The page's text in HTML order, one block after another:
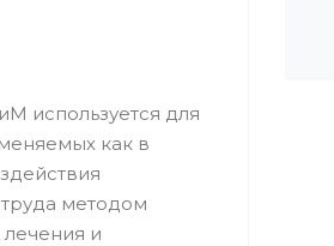
используется для
как в
методом
и